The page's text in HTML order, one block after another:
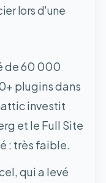
lors d'une
de 60 000
plugins dans
investit
et le Full Site
: très faible.
qui a levé